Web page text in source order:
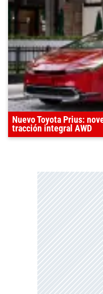
Nuevo Toyota Prius:
tracción integral AWD